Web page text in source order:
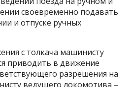
своевременно подавать
и отпуске ручных
с толкача машинисту
приводить в движение
разрешения на
ведущего локомотива –